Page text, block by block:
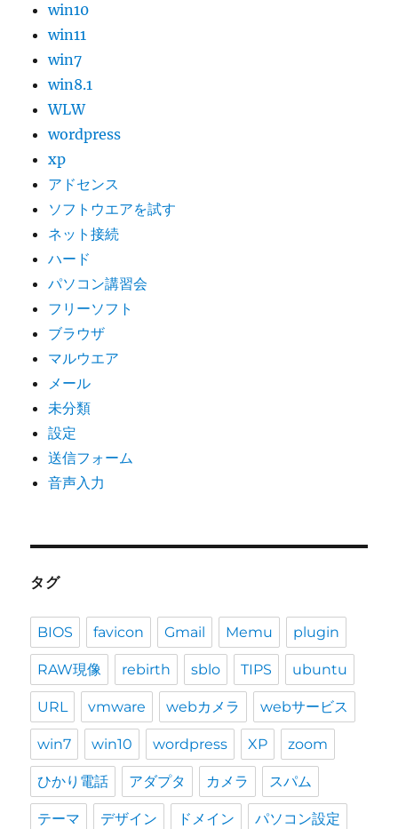
win10
win11
win7
win8.1
WLW
wordpress
xp
アドセンス
ソフトウエアを試す
ネット接続
ハード
パソコン講習会
フリーソフト
ブラウザ
マルウエア
メール
未分類
設定
送信フォーム
音声入力
タグ
BIOS favicon Gmail Memu plugin
RAW現像 rebirth sblo TIPS ubuntu
URL vmware webカメラ webサービス
win7 win10 wordpress XP zoom
ひかり電話 アダプタ カメラ スパム
テーマ デザイン ドメイン パソコン設定